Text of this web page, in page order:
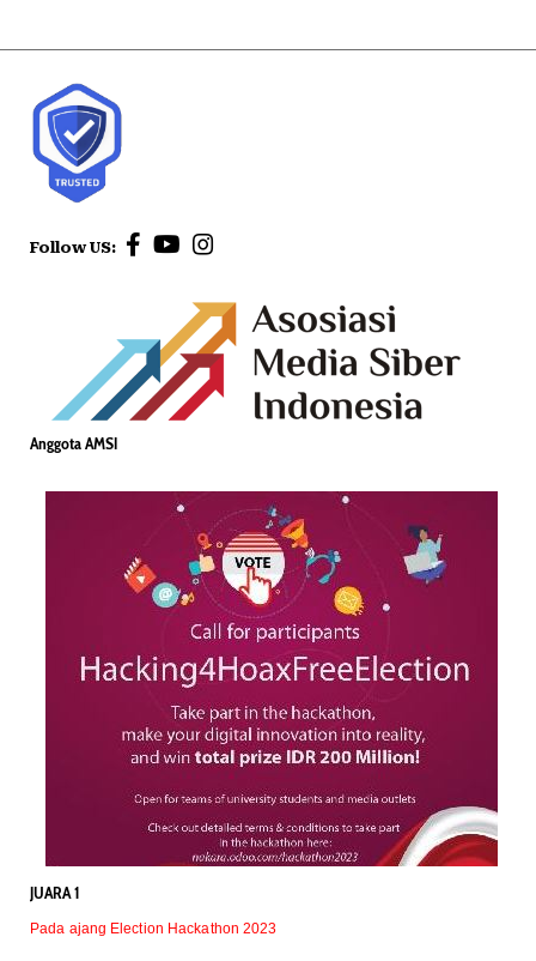
Follow US:
Anggota AMSI
JUARA 1
Pada ajang Election Hackathon 2023